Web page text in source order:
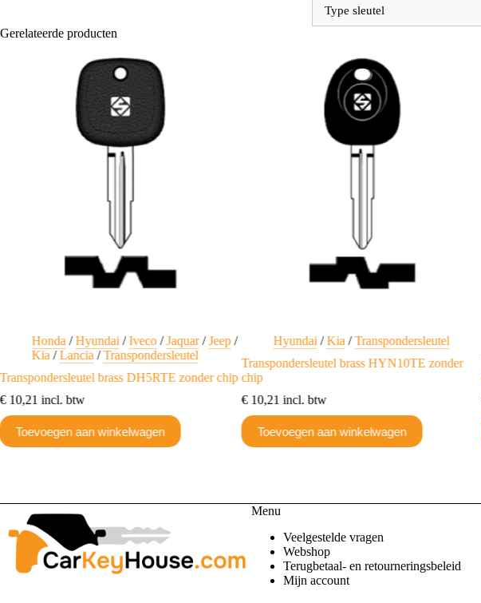
Type sleutel
Gerelateerde producten
Honda /Hyundai /Iveco/Jaquar/Jeep/
Kia /Lancia /Transpondersleutel
Transpondersleutel brass DH5RTE zonder chip
€ 10,21 incl. btw
Toevoegen aan winkelwagen
Hyundai /Kia /Transpondersleutel
Transpondersleutel brass HYN10TE zonder
chip
€10,21 incl. btw
Toevoegen aan winkelwagen
Menu
Veelgestelde vragen
Webshop
Terugbetaal- en retourneringsbeleid
Mijn account